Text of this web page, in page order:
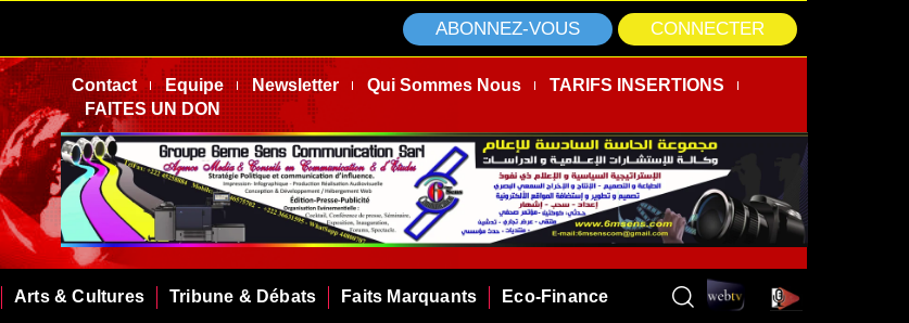
ABONNEZ-VOUS CONNECTER
Contact Equipe Newsletter Qui Sommes Nous
TARIFS INSERTIONS
FAITES UN DON
Arts & Cultures Tribune & Débats Faits Marquants Eco-Finance